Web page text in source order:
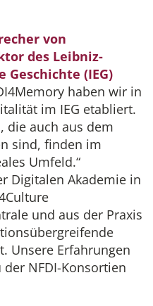
von
des Leibniz-
(IEG)
haben wir in
im IEG etabliert.
die auch aus dem
sind, finden im
Umfeld.“
Digitalen Akademie in
und aus der Praxis
Unsere Erfahrungen
NFDI-Konsortien